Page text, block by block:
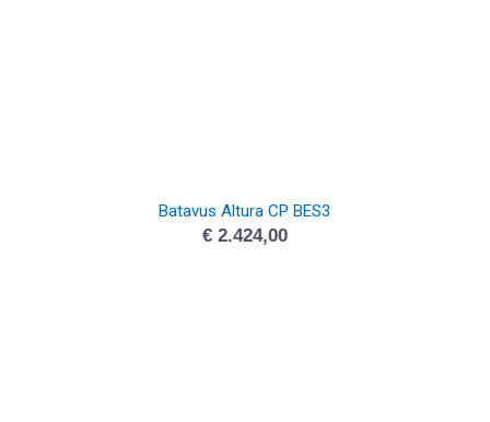
Batavus Altura CP BES3
€2.424,00